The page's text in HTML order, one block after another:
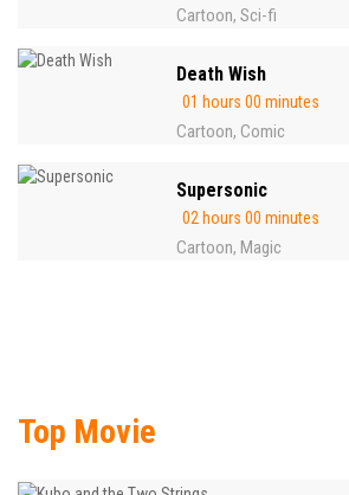
Cartoon, Sci-fi
Death Wish
01 hours 00 minutes
Cartoon, Comic
Supersonic
02 hours 00 minutes
Cartoon, Magic
Top Movie